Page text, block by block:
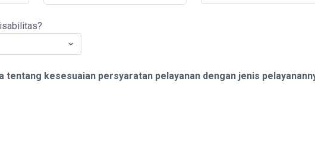
tentang kesesuaian persyaratan pelayanan dengan jenis